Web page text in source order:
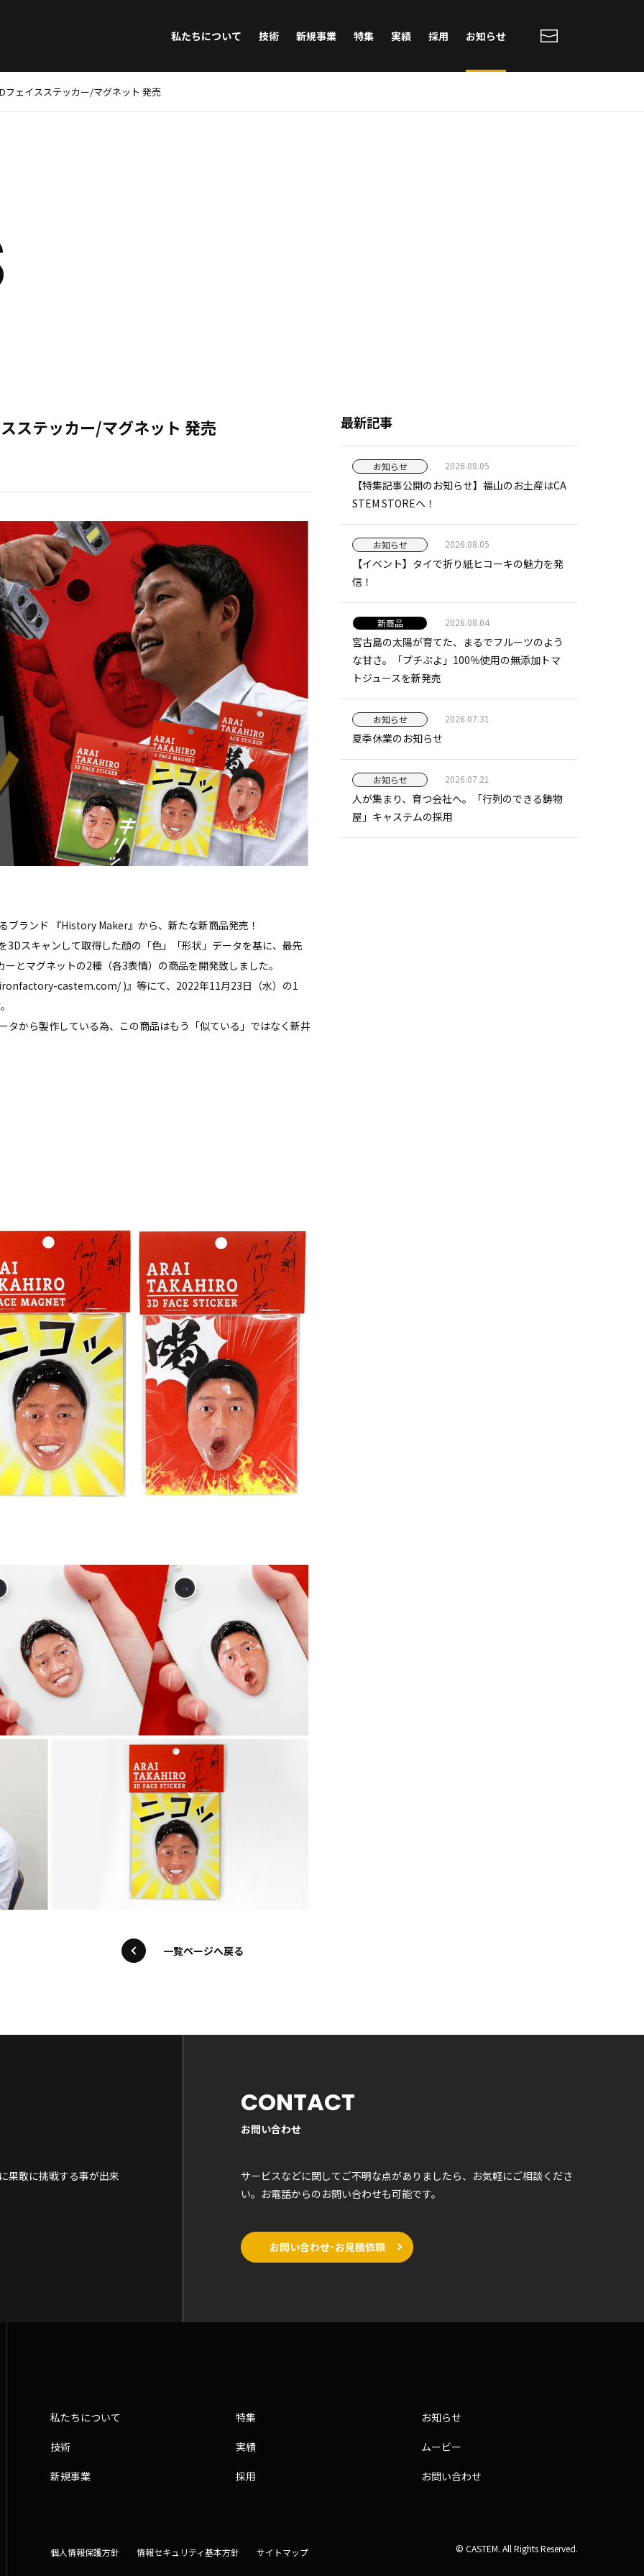
私たちについて 技術 新規事業 特集 実績 採用 お知らせ
フェイスステッカー/マグネット 発売
ステッカー/マグネット 発売 最新記事
お知らせ 2026.08.05
【特集記事公開のお知らせ】福山のお土産はCA
STEM STOREへ！
お知らせ 2026.08.05
【イベント】タイで折り紙ヒコーキの魅力を発
信！
新商品 2026.08.04
宮古島の太陽が育てた、まるでフルーツのよう
な甘さ。「プチぷよ」100％使用の無添加トマ
トジュースを新発売
お知らせ 2026.07.31
夏季休業のお知らせ
お知らせ 2026.07.21
人が集まり、育つ会社へ。「行列のできる鋳物
屋」キャステムの採用
ブランド 『History Maker』から、新たな新商品発売！
3Dスキャンして取得した顔の「色」「形状」データを基に、最先
とマグネットの2種（各3表情）の商品を開発致しました。
castem.com/ )』等にて、2022年11月23日（水）の1
タから製作している為、この商品はもう「似ている」ではなく新井
一覧ページへ戻る
果敢に挑戦する事が出来
CONTACT
お問い合わせ
サービスなどに関してご不明な点がありましたら、お気軽にご相談くださ
い。お電話からのお問い合わせも可能です。
お問い合わせ･お見積依頼
私たちについて
技術
新規事業
特集
実績
採用
お知らせ
ムービー
お問い合わせ
個人情報保護方針 情報セキュリティ基本方針 サイトマップ © CASTEM. All Rights Reserved.